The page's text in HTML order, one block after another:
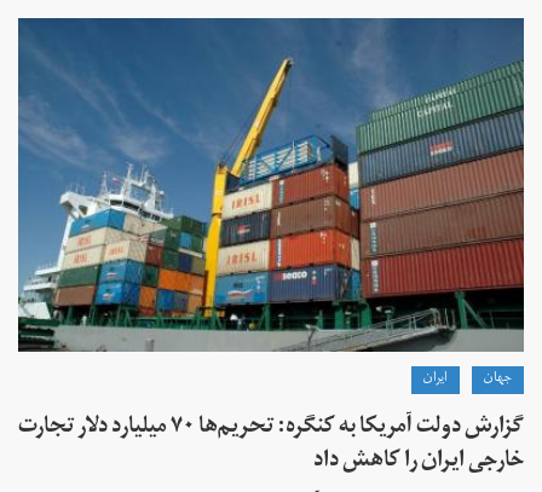
جهان ايران
گزارش دولت آمریکا به کنگره: تحریم‌ها ۷۰ میلیارد دلار تجارت
خارجی ایران را کاهش داد